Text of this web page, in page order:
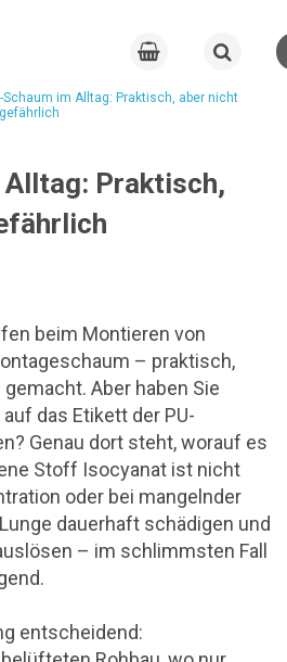
Schaum im Alltag: Praktisch, aber nicht
Alltag: Praktisch,
beim Montieren von
– praktisch,
Aber haben Sie
das Etikett der PU-
Genau dort steht, worauf es
Stoff Isocyanat ist nicht
oder bei mangelnder
dauerhaft schädigen und
– im schlimmsten Fall
entscheidend: